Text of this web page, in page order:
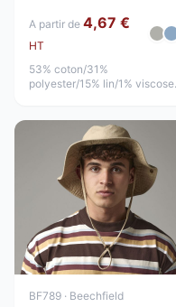
A partir de 4,67 €
HT
53% coton/31%
polyester/15% lin/1% viscose.
BF789 · Beechfield